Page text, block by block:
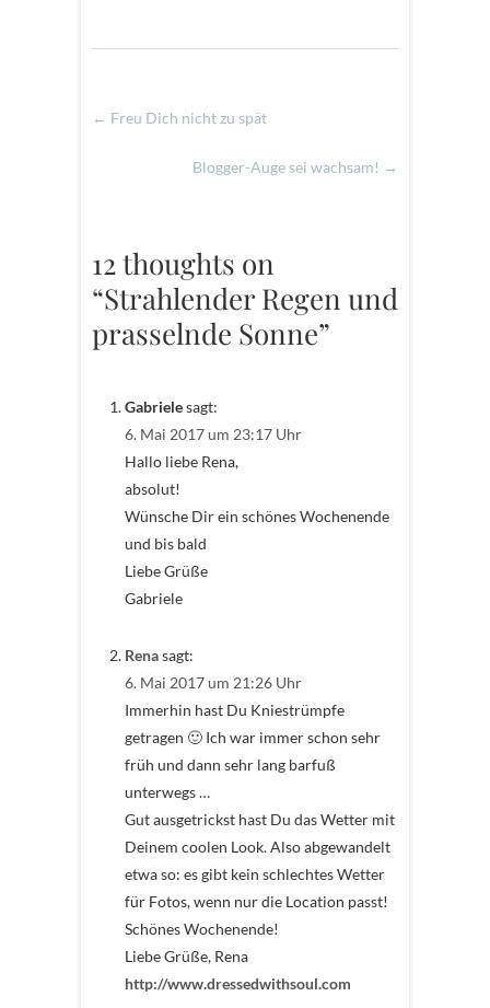
← Freu Dich nicht zu spät
Blogger-Auge sei wachsam! →
12 thoughts on
“Strahlender Regen und
prasselnde Sonne”
Gabrielesagt:
6. Mai 2017 um 23:17 Uhr
Hallo liebe Rena,
absolut!
Wünsche Dir ein schönes Wochenende
und bis bald
Liebe Grüße
Gabriele
Renasagt:
6. Mai 2017 um 21:26 Uhr
Immerhin hast Du Kniestrümpfe
getragen 🙂 Ich war immer schon sehr
früh und dann sehr lang barfuß
unterwegs …
Gut ausgetrickst hast Du das Wetter mit
Deinem coolen Look. Also abgewandelt
etwa so: es gibt kein schlechtes Wetter
für Fotos, wenn nur die Location passt!
Schönes Wochenende!
Liebe Grüße, Rena
http://www.dressedwithsoul.com